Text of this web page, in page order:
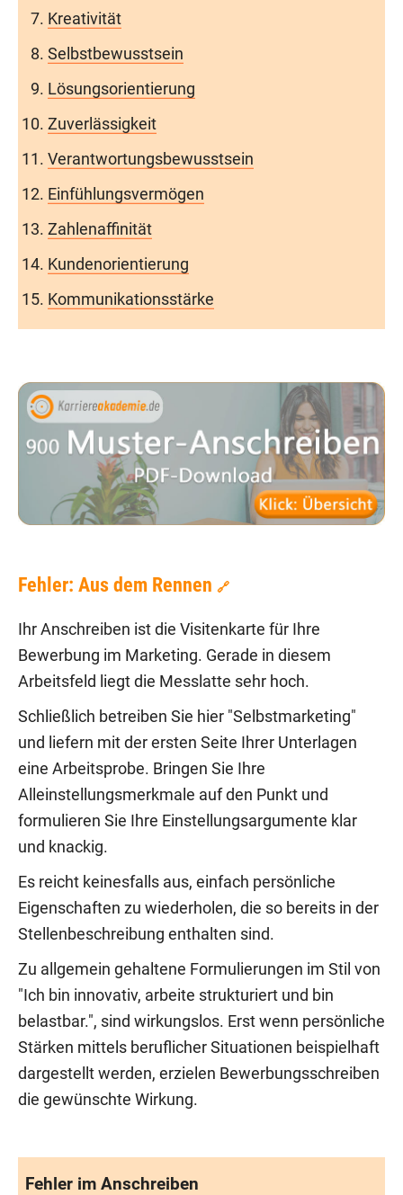
Kreativität
Selbstbewusstsein
Lösungsorientierung
Zuverlässigkeit
Verantwortungsbewusstsein
Einfühlungsvermögen
Zahlenaffinität
Kundenorientierung
Kommunikationsstärke
Fehler: Aus dem Rennen 🔗
Ihr Anschreiben ist die Visitenkarte für Ihre
Bewerbung im Marketing. Gerade in diesem
Arbeitsfeld liegt die Messlatte sehr hoch.
Schließlich betreiben Sie hier "Selbstmarketing"
und liefern mit der ersten Seite Ihrer Unterlagen
eine Arbeitsprobe. Bringen Sie Ihre
Alleinstellungsmerkmale auf den Punkt und
formulieren Sie Ihre Einstellungsargumente klar
und knackig.
Es reicht keinesfalls aus, einfach persönliche
Eigenschaften zu wiederholen, die so bereits in der
Stellenbeschreibung enthalten sind.
Zu allgemein gehaltene Formulierungen im Stil von
"Ich bin innovativ, arbeite strukturiert und bin
belastbar.", sind wirkungslos. Erst wenn persönliche
Stärken mittels beruflicher Situationen beispielhaft
dargestellt werden, erzielen Bewerbungsschreiben
die gewünschte Wirkung.
Fehler im Anschreiben